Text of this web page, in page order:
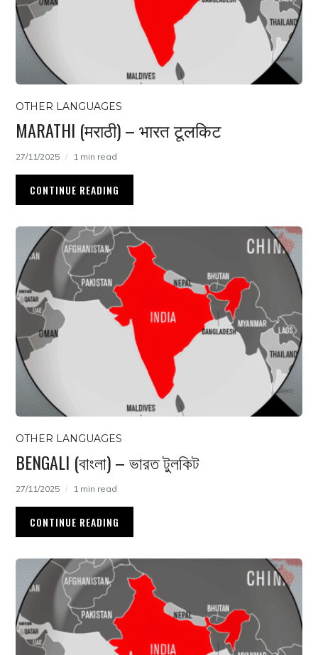
OTHER LANGUAGES
MARATHI (मराठी) – भारत टूलकिट
27/11/2025 1 min read
CONTINUE READING
OTHER LANGUAGES
BENGALI (বাংলা) – ভারত টুলকিট
27/11/2025 1 min read
CONTINUE READING